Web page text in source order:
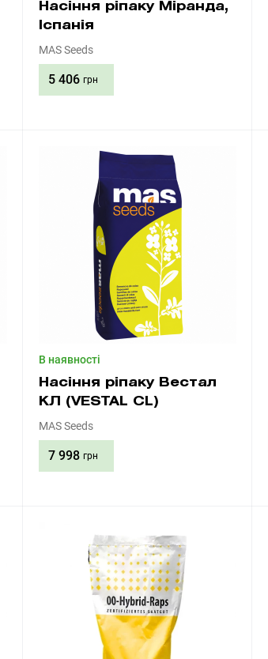
Насіння ріпаку Міранда,
Іспанія
MAS Seeds
5 406 грн
В наявності
Насіння ріпаку Вестал
КЛ (VESTAL CL)
MAS Seeds
7 998 грн